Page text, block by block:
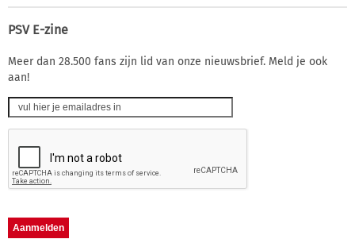
PSV E-zine
Meer dan 28.500 fans zijn lid van onze nieuwsbrief. Meld je ook
aan!